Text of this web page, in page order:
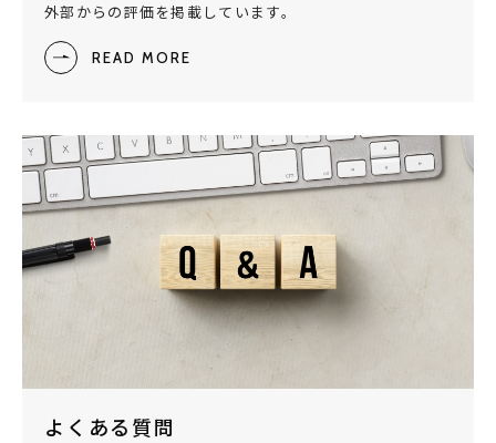
外部からの評価を掲載しています。
READ MORE
よくある質問